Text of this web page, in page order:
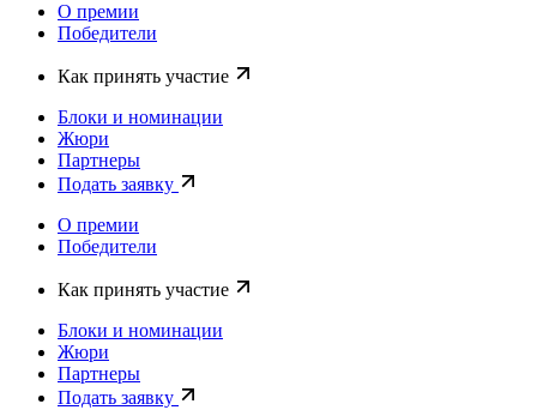
О премии
Победители
Как принять участие
Блоки и номинации
Жюри
Партнеры
Подать заявку
О премии
Победители
Как принять участие
Блоки и номинации
Жюри
Партнеры
Подать заявку